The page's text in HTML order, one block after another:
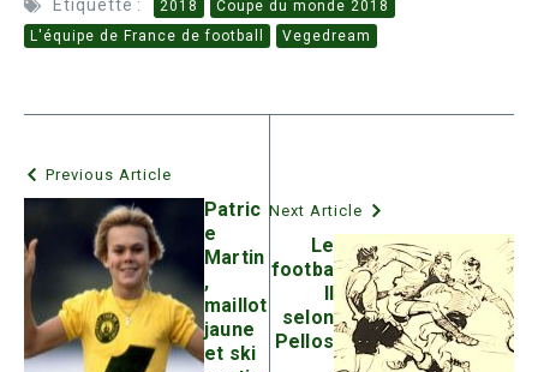
Étiquetté : 2018
Coupe du monde 2018
L'équipe de France de football
Vegedream
Previous Article
Patric
e
Martin
,
maillot
jaune
et ski
Next Article
Le
footba
ll
selon
Pellos